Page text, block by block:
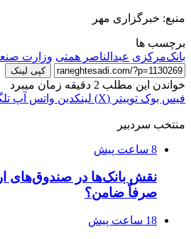
منبع: خبرگزاری مهر
برچسب ها
بانک‌مرکزی عبدالناصر همتی وزارت
کپی لینک
خواندن این مطلب 2 دقیقه زمان میبرد
فیس بوک توییتر (X) لینکدین واتس آپ
منتخب سردبیر
8 ساعت پیش
نقش بانک‌ها در صندوق‌های
صرفاً ضامن؟
18 ساعت پیش